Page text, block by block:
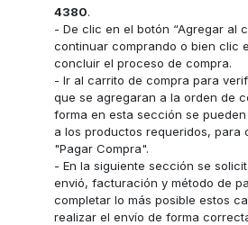
4380.
- De clic en el botón “Agregar al
continuar comprando o bien clic
concluir el proceso de compra.
- Ir al carrito de compra para
que se agregaran a la orden de
forma en esta sección se
a los productos requeridos, para
"Pagar Compra".
- En la siguiente sección se
envió, facturación y método de
completar lo más posible estos
realizar el envío de forma